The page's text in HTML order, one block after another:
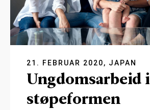
21. FEBRUAR 2020, JAPAN
Ungdomsarbeid i
støpeformen